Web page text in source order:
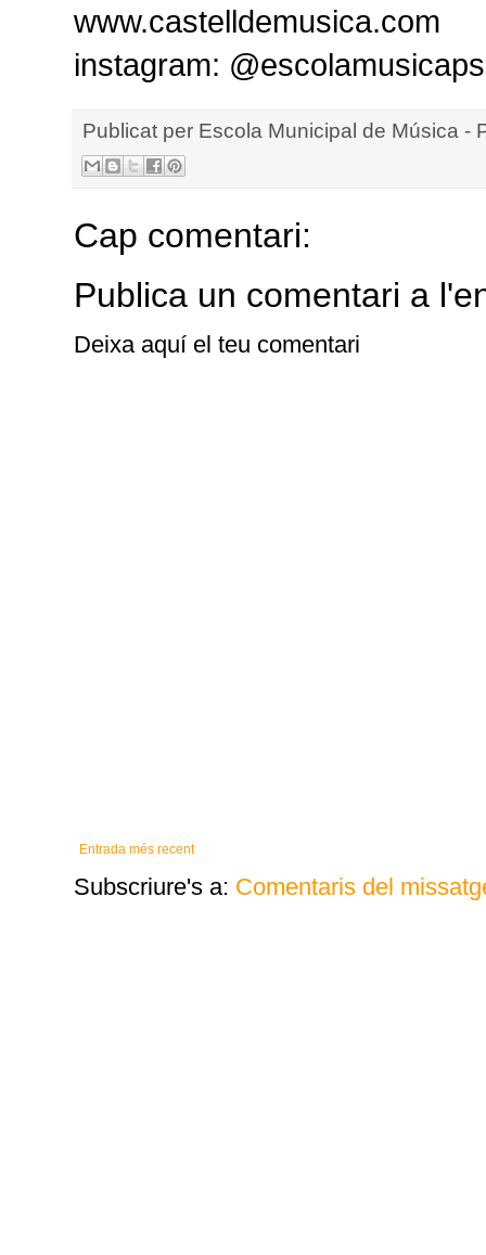
www.castelldemusica.com
instagram:
Publicat per Escola Municipal de Música -
Cap comentari:
Publica un comentari a
Deixa aquí el teu comentari
Entrada més recent
Subscriure's a: Comentaris del